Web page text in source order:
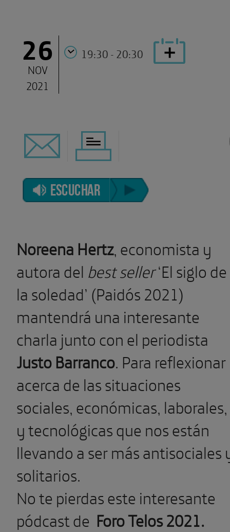
26
NOV
2021
19:30 - 20:30
ESCUCHAR
Noreena Hertz, economista y
autora del best seller‘El siglo de
la soledad’ (Paidós 2021)
mantendrá una interesante
charla junto con el periodista
Justo Barranco. Para reflexionar
acerca de las situaciones
sociales, económicas, laborales,
y tecnológicas que nos están
llevando a ser más antisociales
solitarios.
No te pierdas este interesante
pódcast de Foro Telos 2021.